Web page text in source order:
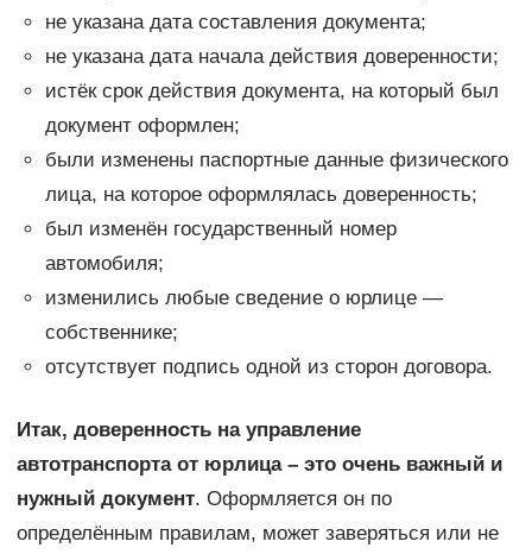
не указана дата составления документа;
не указана дата начала действия доверенности;
истёк срок действия документа, на который был
документ оформлен;
были изменены паспортные данные физического
лица, на которое оформлялась доверенность;
был изменён государственный номер
автомобиля;
изменились любые сведение о юрлице —
собственнике;
отсутствует подпись одной из сторон договора.
Итак, доверенность на управление
автотранспорта от юрлица – это очень важный и
нужный документ. Оформляется он по
определённым правилам, может заверяться или не